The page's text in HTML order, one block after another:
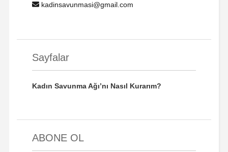
kadinsavunmasi@gmail.com
Sayfalar
Kadın Savunma Ağı’nı Nasıl Kurarım?
ABONE OL